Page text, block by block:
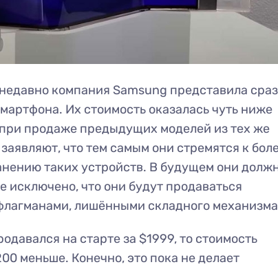
компания Samsung представила
Их стоимость оказалась чуть ниже
продаже предыдущих моделей из тех же
что тем самым они стремятся к
таких устройств. В будущем они
исключено, что они будут продаваться
лишёнными складного
на старте за $1999, то стоимость
меньше. Конечно, это пока не делает